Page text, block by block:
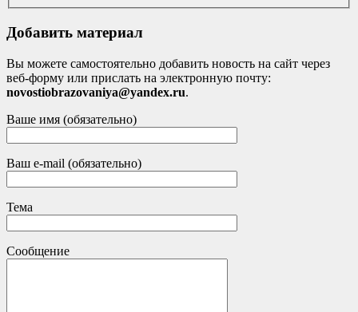
Добавить материал
Вы можете самостоятельно добавить новость на сайт через
веб-форму или прислать на электронную почту:
novostiobrazovaniya@yandex.ru.
Ваше имя (обязательно)
Ваш e-mail (обязательно)
Тема
Сообщение